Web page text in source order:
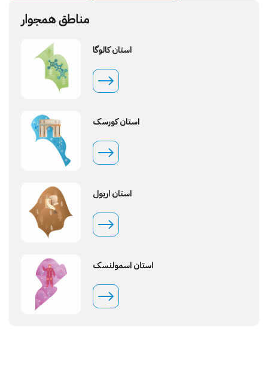
مناطق همجوار
استان کالوگا
استان کورسک
استان اریول
استان اسمولنسک